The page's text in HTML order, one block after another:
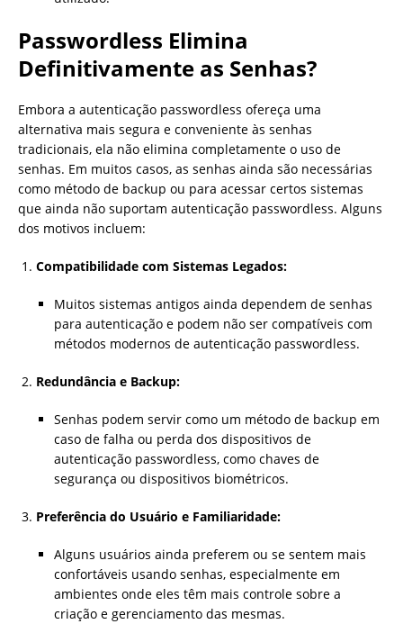
Passwordless Elimina
Definitivamente as Senhas?
Embora a autenticação passwordless ofereça uma
alternativa mais segura e conveniente às senhas
tradicionais, ela não elimina completamente o uso de
senhas. Em muitos casos, as senhas ainda são necessárias
como método de backup ou para acessar certos sistemas
que ainda não suportam autenticação passwordless. Alguns
dos motivos incluem:
Compatibilidade com Sistemas Legados:
Muitos sistemas antigos ainda dependem de senhas
para autenticação e podem não ser compatíveis com
métodos modernos de autenticação passwordless.
Redundância e Backup:
Senhas podem servir como um método de backup em
caso de falha ou perda dos dispositivos de
autenticação passwordless, como chaves de
segurança ou dispositivos biométricos.
Preferência do Usuário e Familiaridade:
Alguns usuários ainda preferem ou se sentem mais
confortáveis usando senhas, especialmente em
ambientes onde eles têm mais controle sobre a
criação e gerenciamento das mesmas.